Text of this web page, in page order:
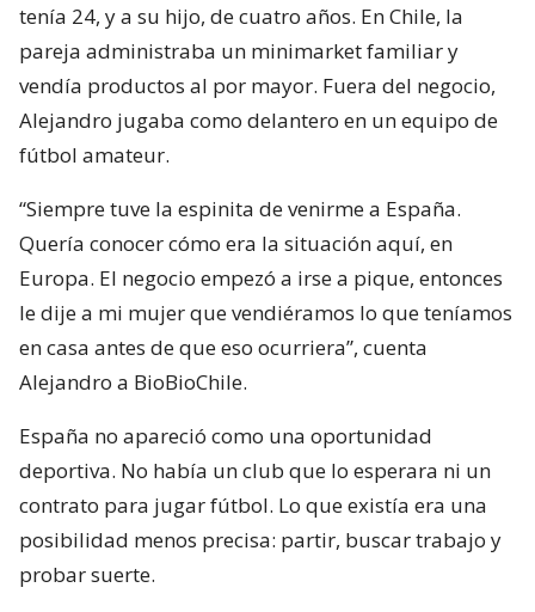
tenía 24, y a su hijo, de cuatro años. En Chile, la
pareja administraba un minimarket familiar y
vendía productos al por mayor. Fuera del negocio,
Alejandro jugaba como delantero en un equipo de
fútbol amateur.
“Siempre tuve la espinita de venirme a España.
Quería conocer cómo era la situación aquí, en
Europa. El negocio empezó a irse a pique, entonces
le dije a mi mujer que vendiéramos lo que teníamos
en casa antes de que eso ocurriera”, cuenta
Alejandro a BioBioChile.
España no apareció como una oportunidad
deportiva. No había un club que lo esperara ni un
contrato para jugar fútbol. Lo que existía era una
posibilidad menos precisa: partir, buscar trabajo y
probar suerte.